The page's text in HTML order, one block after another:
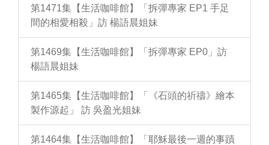
第1471集【生活咖啡館】「拆彈專家 EP1 手足
間的相愛相殺」訪 楊語晨姐妹
第1469集【生活咖啡館】「拆彈專家 EP0」訪
楊語晨姐妹
第1465集【生活咖啡館】「《石頭的祈禱》繪本
製作源起」 訪 吳盈光姐妹
第1464集【生活咖啡館】「耶穌最後一週的事蹟